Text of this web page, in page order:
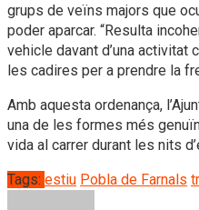
grups de veïns majors que
poder aparcar. “Resulta
vehicle davant d’una activitat
les cadires per a prendre la
Amb aquesta ordenança,
una de les formes més
vida al carrer durant les nits
Tags: estiu Pobla de Farnals